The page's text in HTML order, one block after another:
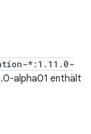
*:1.11.0-
alpha01 enthält